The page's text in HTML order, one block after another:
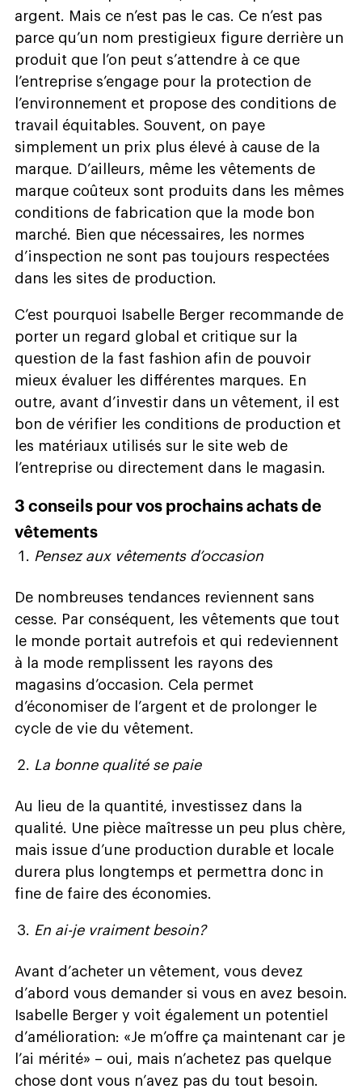
argent. Mais ce n’est pas le cas. Ce n’est pas
parce qu’un nom prestigieux figure derrière un
produit que l’on peut s’attendre à ce que
l’entreprise s’engage pour la protection de
l’environnement et propose des conditions de
travail équitables. Souvent, on paye
simplement un prix plus élevé à cause de la
marque. D’ailleurs, même les vêtements de
marque coûteux sont produits dans les mêmes
conditions de fabrication que la mode bon
marché. Bien que nécessaires, les normes
d’inspection ne sont pas toujours respectées
dans les sites de production.
C’est pourquoi Isabelle Berger recommande de
porter un regard global et critique sur la
question de la fast fashion afin de pouvoir
mieux évaluer les différentes marques. En
outre, avant d’investir dans un vêtement, il est
bon de vérifier les conditions de production et
les matériaux utilisés sur le site web de
l’entreprise ou directement dans le magasin.
3 conseils pour vos prochains achats de
vêtements
Pensez aux vêtements d’occasion
De nombreuses tendances reviennent sans
cesse. Par conséquent, les vêtements que tout
le monde portait autrefois et qui redeviennent
à la mode remplissent les rayons des
magasins d’occasion. Cela permet
d’économiser de l’argent et de prolonger le
cycle de vie du vêtement.
La bonne qualité se paie
Au lieu de la quantité, investissez dans la
qualité. Une pièce maîtresse un peu plus chère,
mais issue d’une production durable et locale
durera plus longtemps et permettra donc in
fine de faire des économies.
En ai-je vraiment besoin?
Avant d’acheter un vêtement, vous devez
d’abord vous demander si vous en avez besoin.
Isabelle Berger y voit également un potentiel
d’amélioration: «Je m’offre ça maintenant car je
l’ai mérité» – oui, mais n’achetez pas quelque
chose dont vous n’avez pas du tout besoin.